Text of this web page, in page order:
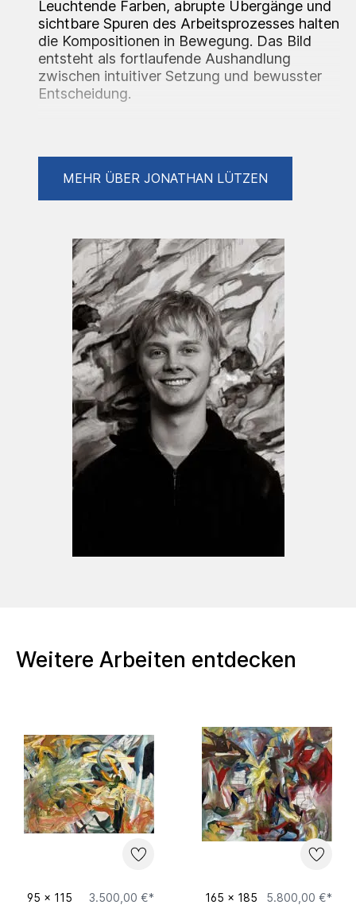
Leuchtende Farben, abrupte Übergänge und
sichtbare Spuren des Arbeitsprozesses halten
die Kompositionen in Bewegung. Das Bild
entsteht als fortlaufende Aushandlung
zwischen intuitiver Setzung und bewusster
Entscheidung.
and works in Hamburg. He studies in the
painting class of Prof. Christian Hahn.
Selected Exhibitions
02/2026 (G) SKM Galerie, Leipzig
04/2026 (Solo) Rüm Hart Klaar Kimming,
Sylter Stadtgalerie, Sylt
05/2026 (Solo) Felix Jud, Hamburg, Sylt
CREAOPEN 2026 Shortlist
MEHR ÜBER JONATHAN LÜTZEN
Weitere Arbeiten entdecken
95 x 115
3.500,00 €*
165 x 185
5.800,00 €*